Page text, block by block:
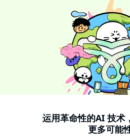
运用革命性的AI 技术
更多可能